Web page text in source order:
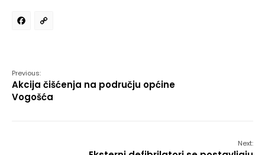
Facebook
Previous:
Akcija čišćenja na području općine
Vogošća
Next: